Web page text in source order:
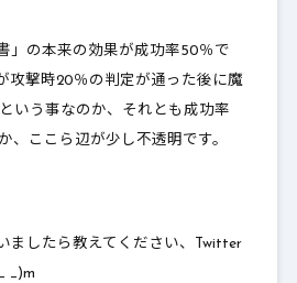
」の本来の効果が成功率50％ で
攻撃時20％の判定が通った後に魔
という事なのか、それとも成功率
、ここら辺が少し不透明です。
ましたら教えてください、Twitter
_)m